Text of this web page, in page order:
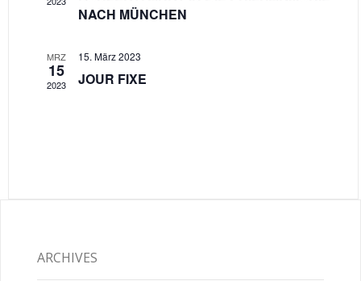
NACH MÜNCHEN
MRZ
15
2023
15. März 2023
JOUR FIXE
ARCHIVES